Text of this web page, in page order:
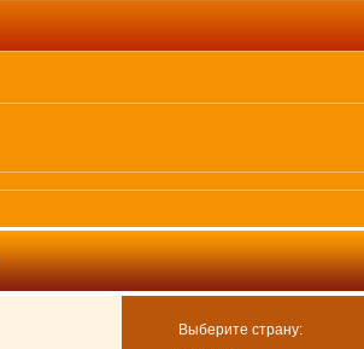
Выберите страну: